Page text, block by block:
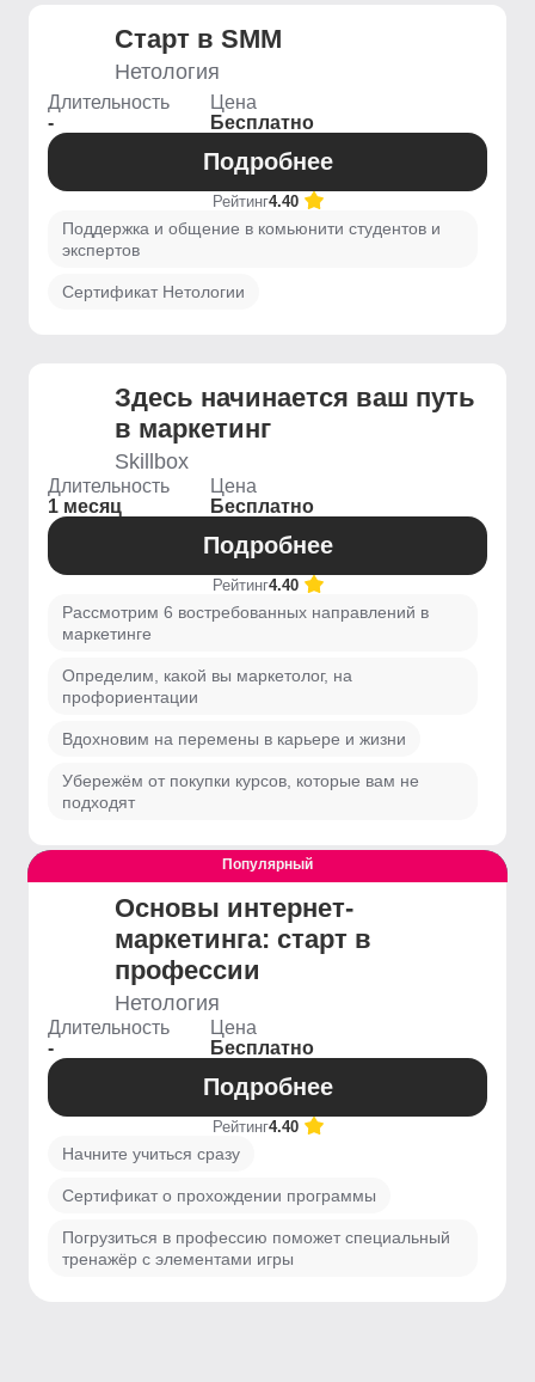
Старт в SMM
Нетология
Длительность
-
Цена
Бесплатно
Подробнее
Рейтинг4.40
Поддержка и общение в комьюнити студентов и
экспертов
Сертификат Нетологии
Здесь начинается ваш путь
в маркетинг
Skillbox
Длительность
1 месяц
Цена
Бесплатно
Подробнее
Рейтинг4.40
Рассмотрим 6 востребованных направлений в
маркетинге
Определим, какой вы маркетолог, на
профориентации
Вдохновим на перемены в карьере и жизни
Убережём от покупки курсов, которые вам не
подходят
Выгодный
Популярный
Основы интернет-
маркетинга: старт в
профессии
Нетология
Длительность
-
Цена
Бесплатно
Подробнее
Рейтинг4.40
Начните учиться сразу
Сертификат о прохождении программы
Погрузиться в профессию поможет специальный
тренажёр с элементами игры